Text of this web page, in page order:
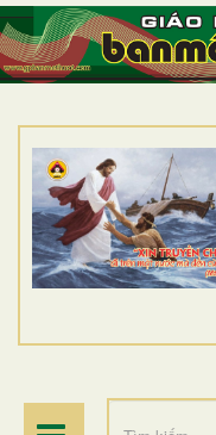
TRANG NHẤT
GIỚI THIỆU
DÒNG TU
BAN MỤC VỤ
ĐOÀN THỂ CG
ĐIỂM HÀNH HƯƠNG